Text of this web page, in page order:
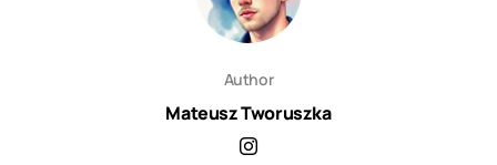
Author
Mateusz Tworuszka